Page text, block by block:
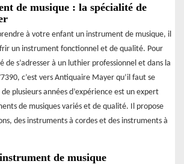
de musique : la spécialité de
à votre enfant un instrument de musique, il
un instrument fonctionnel et de qualité. Pour
de s’adresser à un luthier professionnel et dans la
c’est vers Antiquaire Mayer qu’il faut se
plusieurs années d’expérience est un expert
de musiques variés et de qualité. Il propose
des instruments à cordes et des instruments à
de musique